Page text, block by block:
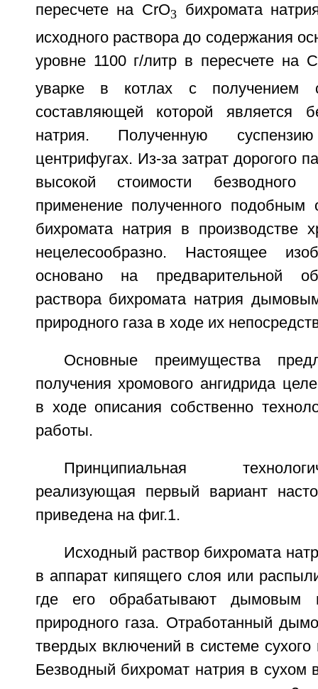
пересчете на СrО3
бихромата
исходного раствора до содержания
уровне 1100 г/литр в пересчете на
уварке в котлах с получением
составляющей которой является
натрия. Полученную
центрифугах. Из-за затрат дорогого
высокой стоимости безводного
применение полученного подобным
бихромата натрия в производстве
нецелесообразно. Настоящее
основано на предварительной
раствора бихромата натрия
природного газа в ходе их
Основные преимущества
получения хромового ангидрида
в ходе описания собственно
работы.
Принципиальная
реализующая первый вариант
приведена на фиг.1.
Исходный раствор бихромата
в аппарат кипящего слоя или
где его обрабатывают дымовым
природного газа. Отработанный
твердых включений в системе
Безводный бихромат натрия в сухом